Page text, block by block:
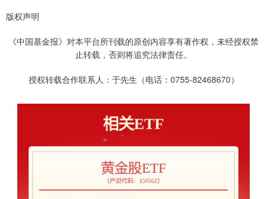
版权声明
《中国基金报》对本平台所刊载的原创内容享有著作权，未经授权禁
止转载，否则将追究法律责任。
授权转载合作联系人：于先生（电话：0755-82468670）